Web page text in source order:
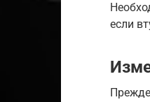
если